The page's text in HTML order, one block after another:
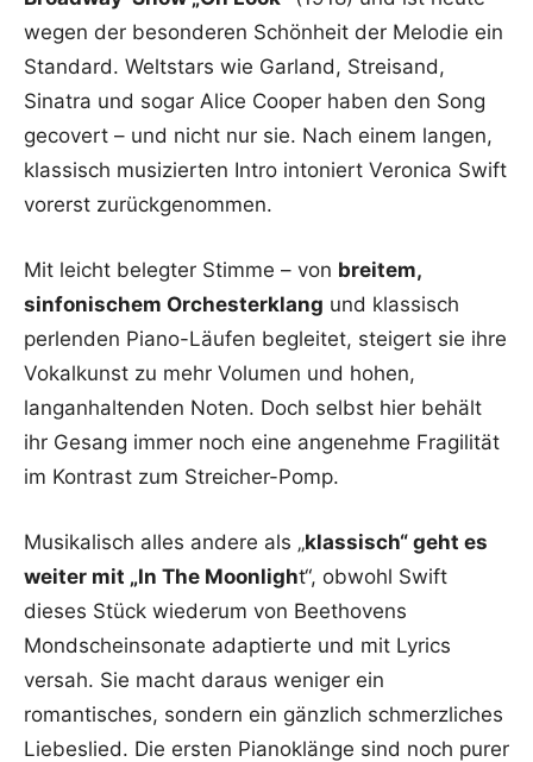
wegen der besonderen Schönheit der Melodie ein
Standard. Weltstars wie Garland, Streisand,
Sinatra und sogar Alice Cooper haben den Song
gecovert – und nicht nur sie. Nach einem langen,
klassisch musizierten Intro intoniert Veronica Swift
vorerst zurückgenommen.
Mit leicht belegter Stimme – von breitem,
sinfonischem Orchesterklang und klassisch
perlenden Piano-Läufen begleitet, steigert sie ihre
Vokalkunst zu mehr Volumen und hohen,
langanhaltenden Noten. Doch selbst hier behält
ihr Gesang immer noch eine angenehme Fragilität
im Kontrast zum Streicher-Pomp.
Musikalisch alles andere als „klassisch“ geht es
weiter mit „In The Moonlight“, obwohl Swift
dieses Stück wiederum von Beethovens
Mondscheinsonate adaptierte und mit Lyrics
versah. Sie macht daraus weniger ein
romantisches, sondern ein gänzlich schmerzliches
Liebeslied. Die ersten Pianoklänge sind noch purer